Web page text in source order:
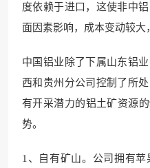
度依赖于进口，这使非中
面因素影响，成本变动较大
中国铝业除了下属山东铝
西和贵州分公司控制了所
有开采潜力的铝土矿资源
势。
1、自有矿山。公司拥有